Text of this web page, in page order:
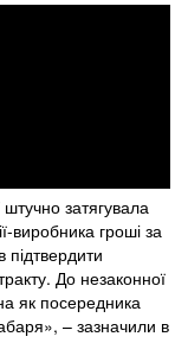
затягувала
виробника гроші за
підтвердити
До незаконної
як посередника
– зазначили в